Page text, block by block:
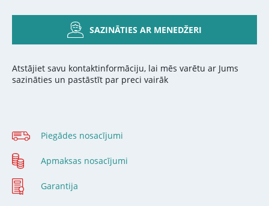
SAZINĀTIES AR MENEDŽERI
Atstājiet savu kontaktinformāciju, lai mēs varētu ar Jums
sazināties un pastāstīt par preci vairāk
Piegādes nosacījumi
Apmaksas nosacījumi
Garantija